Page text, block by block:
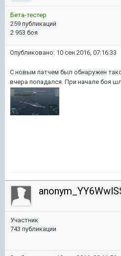
Бета-тестер
259 публикаций
2 953 боя
Опубликовано: 10 сен 2016, 07:16:33
С новым патчем был обнаружен
вчера попадался. При начале боя
Участник
743 публикации